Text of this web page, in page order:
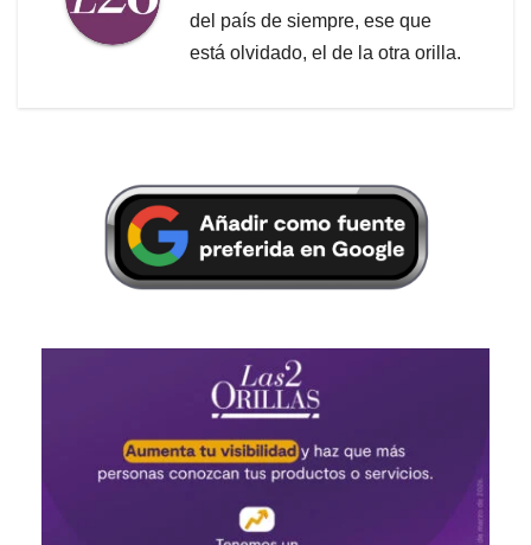
del país de siempre, ese que
está olvidado, el de la otra orilla.